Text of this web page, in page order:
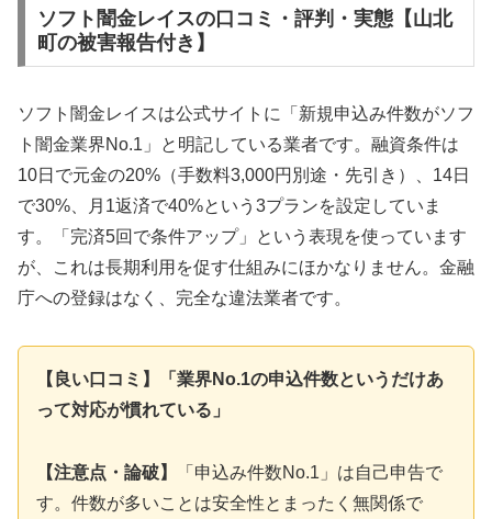
ソフト闇金レイスの口コミ・評判・実態【山北
町の被害報告付き】
ソフト闇金レイスは公式サイトに「新規申込み件数がソフ
ト闇金業界No.1」と明記している業者です。融資条件は
10日で元金の20%（手数料3,000円別途・先引き）、14日
で30%、月1返済で40%という3プランを設定していま
す。「完済5回で条件アップ」という表現を使っています
が、これは長期利用を促す仕組みにほかなりません。金融
庁への登録はなく、完全な違法業者です。
【良い口コミ】「業界No.1の申込件数というだけあ
って対応が慣れている」
【注意点・論破】
「申込み件数No.1」は自己申告で
す。件数が多いことは安全性とまったく無関係で